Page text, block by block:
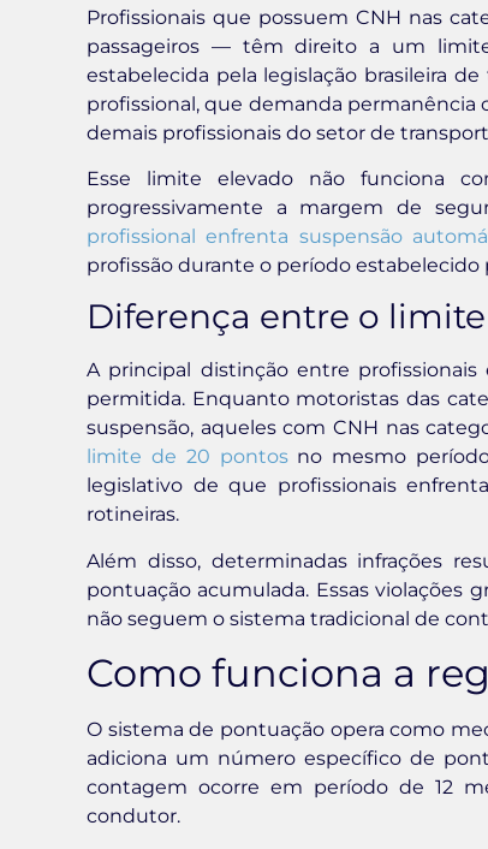
Profissionais que possuem CNH nas
passageiros — têm direito a um
estabelecida pela legislação brasileira
profissional, que demanda permanência
demais profissionais do setor de
Esse limite elevado não funciona
progressivamente a margem de
profissional enfrenta suspensão
profissão durante o período estabelecido
Diferença entre o
A principal distinção entre
permitida. Enquanto motoristas das
suspensão, aqueles com CNH nas
limite de 20 pontosno mesmo
legislativo de que profissionais
rotineiras.
Além disso, determinadas infrações
pontuação acumulada. Essas
não seguem o sistema tradicional de
Como funciona a
O sistema de pontuação opera como
adiciona um número específico de
contagem ocorre em período de 12
condutor.